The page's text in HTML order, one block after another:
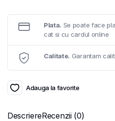
Plata. Se poate face
cat si cu cardul online
Calitate. Garantam
Adauga la favorite
DescriereRecenzii (0)